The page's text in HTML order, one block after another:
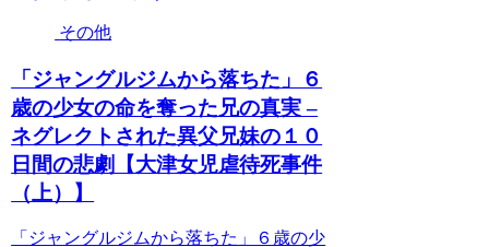
その他
「ジャングルジムから落ちた」６
歳の少女の命を奪った兄の真実 –
ネグレクトされた異父兄妹の１０
日間の悲劇【大津女児虐待死事件
（上）】
「ジャングルジムから落ちた」６歳の少